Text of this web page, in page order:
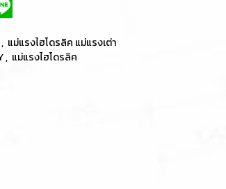
, แม่แรงไฮโดรลิค แม่แรงเต่า
, แม่แรงไฮโดรลิค